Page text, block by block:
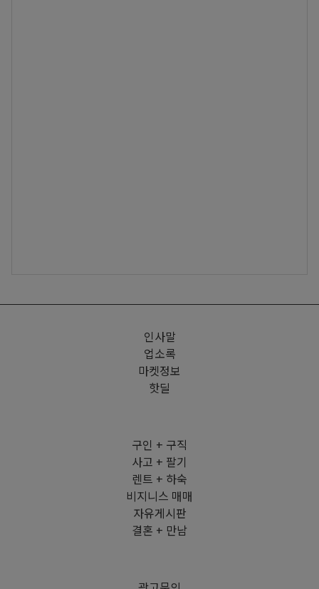
인사말
업소록
마켓정보
핫딜
구인 + 구직
사고 + 팔기
렌트 + 하숙
비지니스 매매
자유게시판
결혼 + 만남